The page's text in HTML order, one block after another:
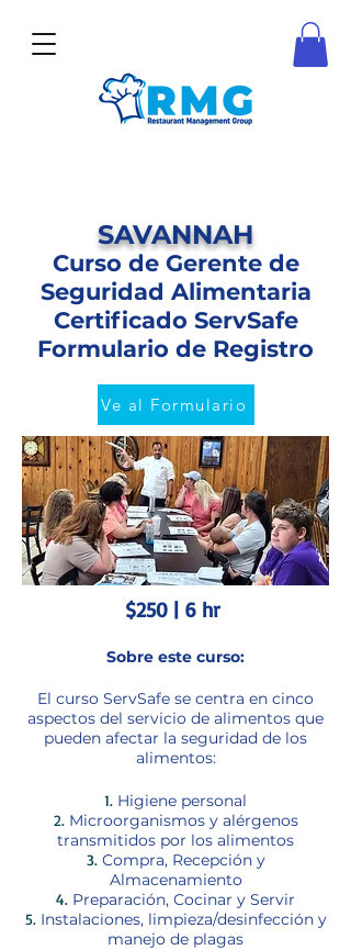
SAVANNAH
Curso de Gerente de
Seguridad Alimentaria
Certificado ServSafe
Formulario de Registro
Ve al Formulario
$250 | 6 hr
Sobre este curso:
El curso ServSafe se centra en cinco
aspectos del servicio de alimentos que
pueden afectar la seguridad de los
alimentos:
Higiene personal
Microorganismos y alérgenos
transmitidos por los alimentos
Compra, Recepción y
Almacenamiento
Preparación, Cocinar y Servir
Instalaciones, limpieza/desinfección y
manejo de plagas